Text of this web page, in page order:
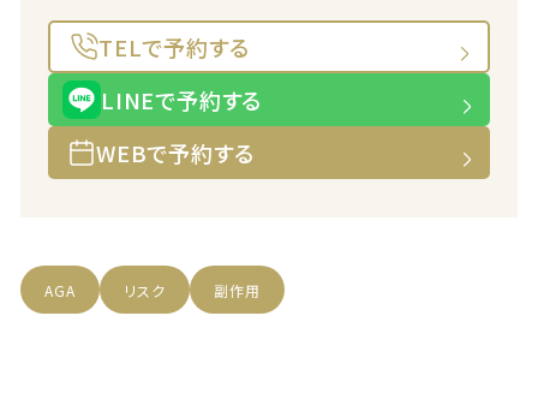
TELで予約する
LINEで予約する
WEBで予約する
AGA リスク 副作用